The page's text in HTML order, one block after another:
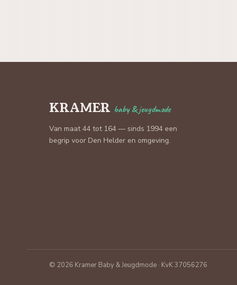
KRAMER baby & jeugdmode
Van maat 44 tot 164 — sinds 1994 een
begrip voor Den Helder en omgeving.
© 2026 Kramer Baby & Jeugdmode · KvK 37056276